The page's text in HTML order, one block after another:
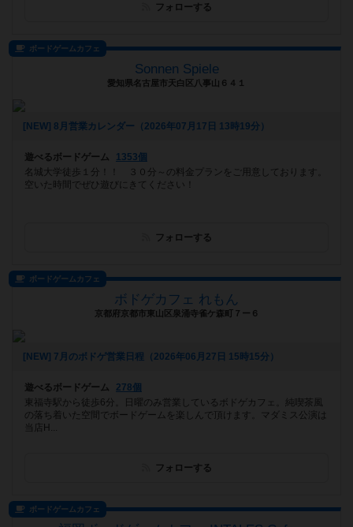
フォローする
ボードゲームカフェ
Sonnen Spiele
愛知県名古屋市天白区八事山６４１
[NEW] 8月営業カレンダー（2026年07月17日 13時19分）
遊べるボードゲーム
1353個
名城大学徒歩１分！！ ３０分～の料金プランをご用意しております。
空いた時間でぜひ遊びにきてください！
フォローする
ボードゲームカフェ
ボドゲカフェ れもん
京都府京都市東山区泉涌寺雀ケ森町７ー６
[NEW] 7月のボドゲ営業日程（2026年06月27日 15時15分）
遊べるボードゲーム
278個
東福寺駅から徒歩6分。日曜のみ営業しているボドゲカフェ。純喫茶風
の落ち着いた空間でボードゲームを楽しんで頂けます。マダミス公演は
当店H...
フォローする
ボードゲームカフェ